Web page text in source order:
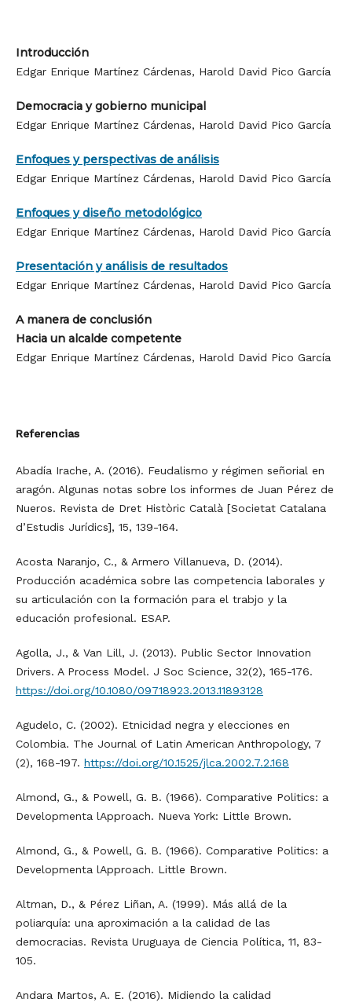
Introducción
Edgar Enrique Martínez Cárdenas, Harold David Pico García
Democracia y gobierno municipal
Edgar Enrique Martínez Cárdenas, Harold David Pico García
Enfoques y perspectivas de análisis
Edgar Enrique Martínez Cárdenas, Harold David Pico García
Enfoques y diseño metodológico
Edgar Enrique Martínez Cárdenas, Harold David Pico García
Presentación y análisis de resultados
Edgar Enrique Martínez Cárdenas, Harold David Pico García
A manera de conclusión
Hacia un alcalde competente
Edgar Enrique Martínez Cárdenas, Harold David Pico García
Referencias
Abadía Irache, A. (2016). Feudalismo y régimen señorial en
aragón. Algunas notas sobre los informes de Juan Pérez de
Nueros. Revista de Dret Històric Català [Societat Catalana
d’Estudis Jurídics], 15, 139-164.
Acosta Naranjo, C., & Armero Villanueva, D. (2014).
Producción académica sobre las competencia laborales y
su articulación con la formación para el trabjo y la
educación profesional. ESAP.
Agolla, J., & Van Lill, J. (2013). Public Sector Innovation
Drivers. A Process Model. J Soc Science, 32(2), 165-176.
https://doi.org/10.1080/09718923.2013.11893128
Agudelo, C. (2002). Etnicidad negra y elecciones en
Colombia. The Journal of Latin American Anthropology, 7
(2), 168-197. https://doi.org/10.1525/jlca.2002.7.2.168
Almond, G., & Powell, G. B. (1966). Comparative Politics: a
Developmenta lApproach. Nueva York: Little Brown.
Almond, G., & Powell, G. B. (1966). Comparative Politics: a
Developmenta lApproach. Little Brown.
Altman, D., & Pérez Liñan, A. (1999). Más allá de la
poliarquía: una aproximación a la calidad de las
democracias. Revista Uruguaya de Ciencia Política, 11, 83-
105.
Andara Martos, A. E. (2016). Midiendo la calidad